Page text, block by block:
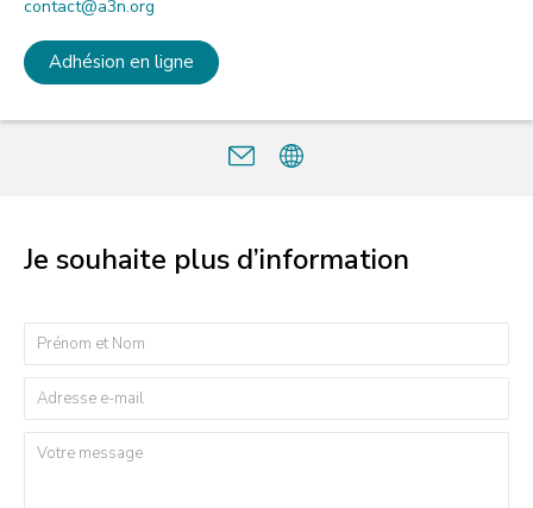
contact@a3n.org
Adhésion en ligne
Je souhaite plus d’information